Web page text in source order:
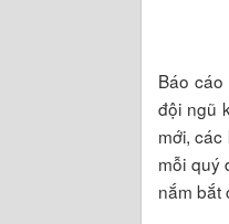
Báo
đội ngũ
mới,
mỗi quý
nắm bắt